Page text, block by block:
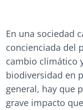
En una sociedad
concienciada del
cambio climático
biodiversidad en
general, hay que
grave impacto